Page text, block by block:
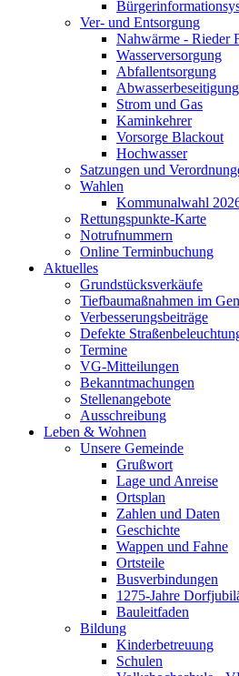
Ver- und Entsorgung
Nahwärme - Rieder
Wasserversorgung
Abfallentsorgung
Abwasserbeseitigung
Strom und Gas
Kaminkehrer
Vorsorge Blackout
Hochwasser
Satzungen und
Wahlen
Kommunalwahl
Rettungspunkte-Karte
Notrufnummern
Online Terminbuchung
Aktuelles
Grundstücksverkäufe
Tiefbaumaßnahmen im
Verbesserungsbeiträge
Defekte
Termine
VG-Mitteilungen
Bekanntmachungen
Stellenangebote
Ausschreibung
Leben & Wohnen
Unsere Gemeinde
Grußwort
Lage und Anreise
Ortsplan
Zahlen und Daten
Geschichte
Wappen und Fahne
Ortsteile
Busverbindungen
1275-Jahre
Bauleitfaden
Bildung
Kinderbetreuung
Schulen